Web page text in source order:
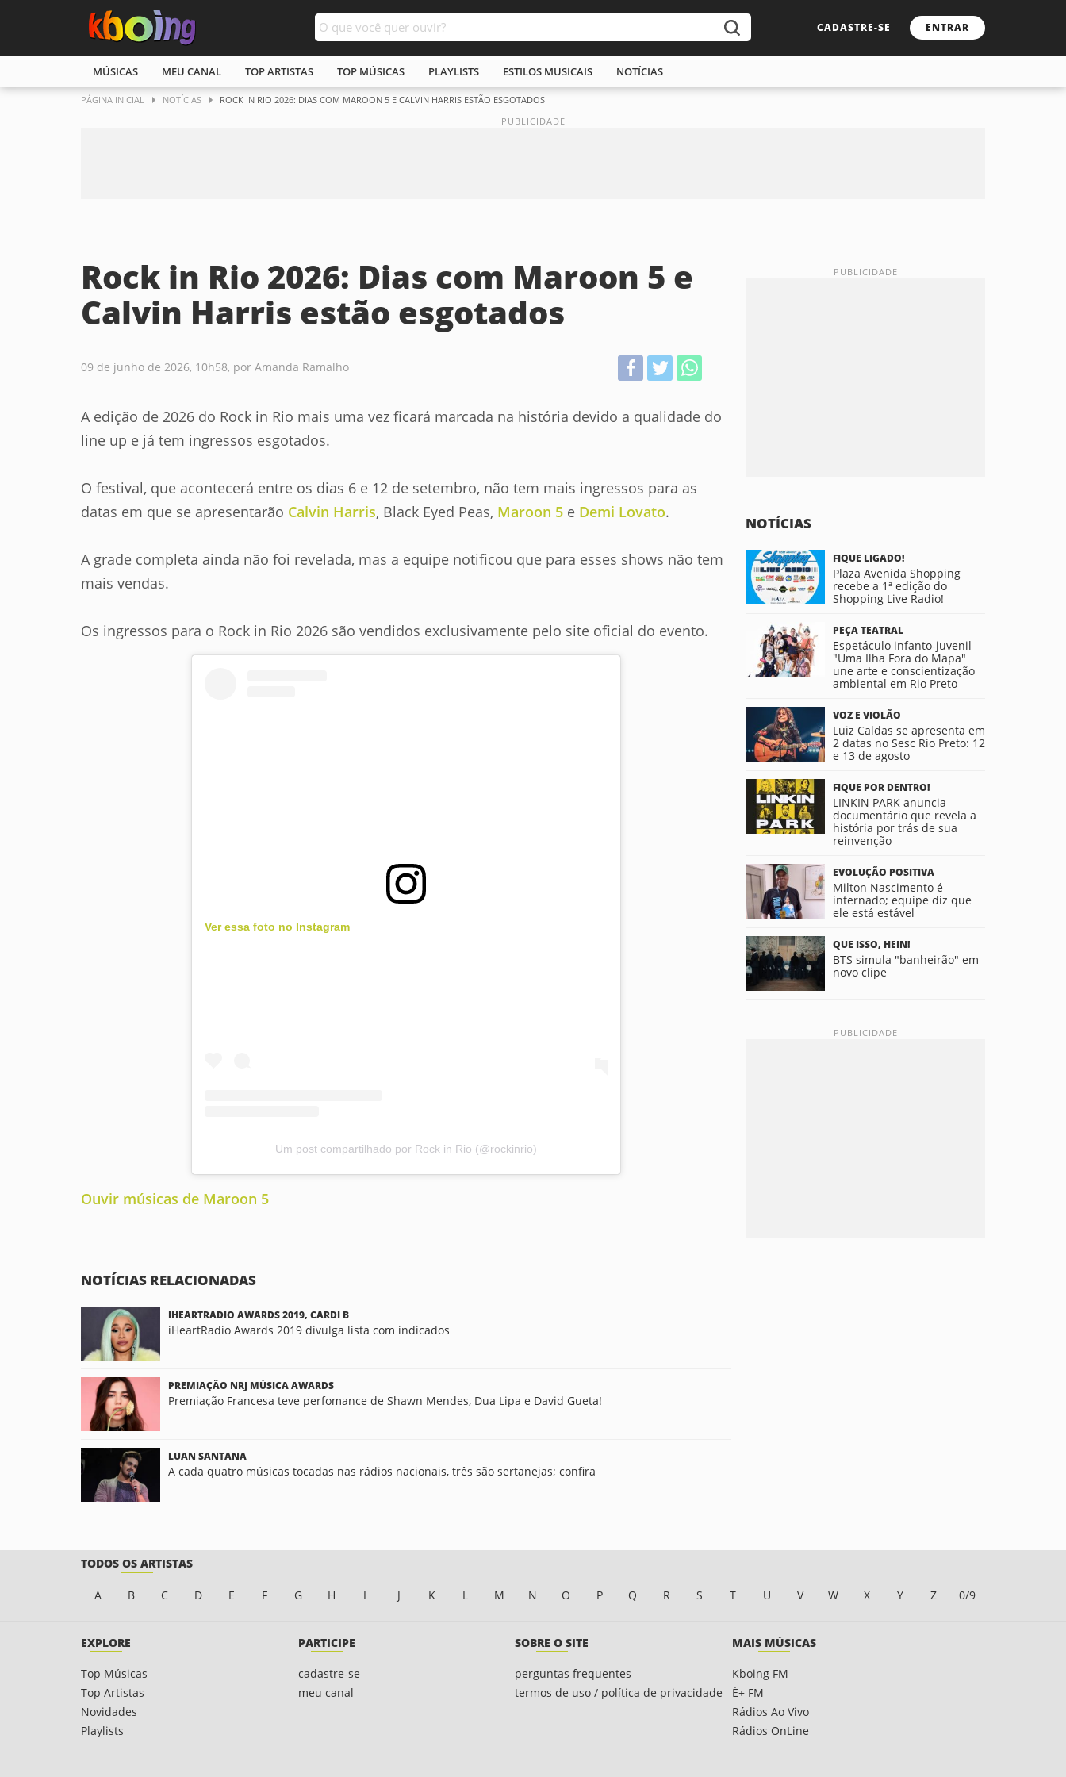
CADASTRE-SE ENTRAR
MÚSICAS MEU CANAL TOP ARTISTAS TOP MÚSICAS PLAYLISTS ESTILOS MUSICAIS NOTÍCIAS
PÁGINA INICIAL NOTÍCIAS ROCK IN RIO 2026: DIAS COM MAROON 5 E CALVIN HARRIS ESTÃO ESGOTADOS
Rock in Rio 2026: Dias com Maroon 5 e
Calvin Harris estão esgotados
09 de junho de 2026, 10h58, por Amanda Ramalho
A edição de 2026 do Rock in Rio mais uma vez ficará marcada na história devido a qualidade do
line up e já tem ingressos esgotados.
O festival, que acontecerá entre os dias 6 e 12 de setembro, não tem mais ingressos para as
datas em que se apresentarão Calvin Harris, Black Eyed Peas, Maroon 5 e Demi Lovato.
A grade completa ainda não foi revelada, mas a equipe notificou que para esses shows não tem
mais vendas.
Os ingressos para o Rock in Rio 2026 são vendidos exclusivamente pelo site oficial do evento.
Ver essa foto no Instagram
Um post compartilhado por Rock in Rio (@rockinrio)
Ouvir músicas de Maroon 5
NOTÍCIAS RELACIONADAS
IHEARTRADIO AWARDS 2019, CARDI B
iHeartRadio Awards 2019 divulga lista com indicados
PREMIAÇÃO NRJ MÚSICA AWARDS
Premiação Francesa teve perfomance de Shawn Mendes, Dua Lipa e David Gueta!
LUAN SANTANA
A cada quatro músicas tocadas nas rádios nacionais, três são sertanejas; confira
NOTÍCIAS
FIQUE LIGADO!
Plaza Avenida Shopping
recebe a 1ª edição do
Shopping Live Radio!
PEÇA TEATRAL
Espetáculo infanto-juvenil
"Uma Ilha Fora do Mapa"
une arte e conscientização
ambiental em Rio Preto
VOZ E VIOLÃO
Luiz Caldas se apresenta em
2 datas no Sesc Rio Preto: 12
e 13 de agosto
FIQUE POR DENTRO!
LINKIN PARK anuncia
documentário que revela a
história por trás de sua
reinvenção
EVOLUÇÃO POSITIVA
Milton Nascimento é
internado; equipe diz que
ele está estável
QUE ISSO, HEIN!
BTS simula "banheirão" em
novo clipe
TODOS OS ARTISTAS
A B C D E F G H I J K L M N O P Q R S T U V W X Y Z 0/9
EXPLORE
Top Músicas
Top Artistas
Novidades
Playlists
PARTICIPE
cadastre-se
meu canal
SOBRE O SITE
perguntas frequentes
termos de uso / política de privacidade
MAIS MÚSICAS
Kboing FM
É+ FM
Rádios Ao Vivo
Rádios OnLine